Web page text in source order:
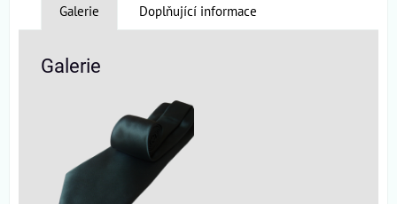
Galerie Doplňující informace
Galerie